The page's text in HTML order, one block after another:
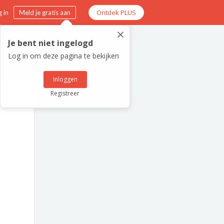
in Meld je gratis aan Ontdek PLUS
×
Je bent niet ingelogd
Log in om deze pagina te bekijken
Inloggen
Registreer